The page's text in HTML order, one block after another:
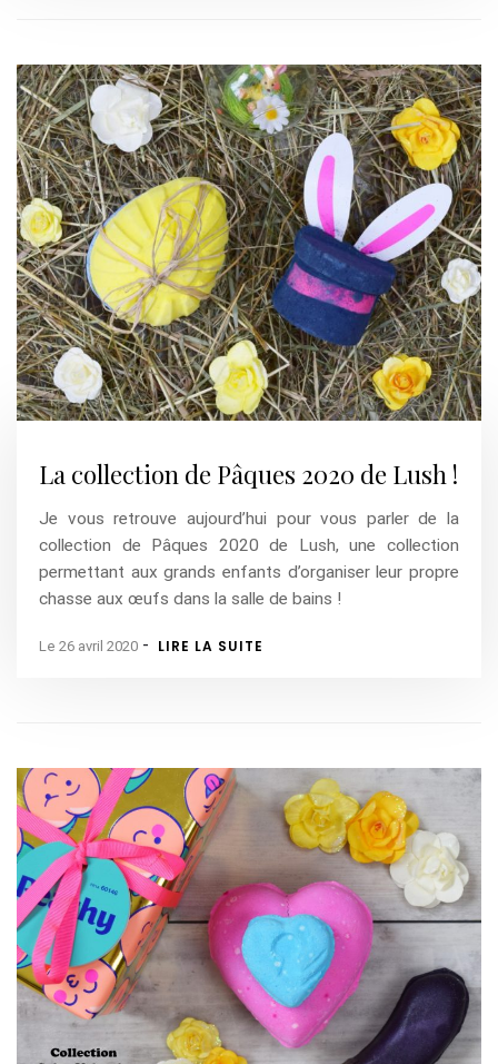
La collection de Pâques 2020 de Lush !
Je vous retrouve aujourd’hui pour vous parler de la
collection de Pâques 2020 de Lush, une collection
permettant aux grands enfants d’organiser leur propre
chasse aux œufs dans la salle de bains !
Le 26 avril 2020 - LIRE LA SUITE